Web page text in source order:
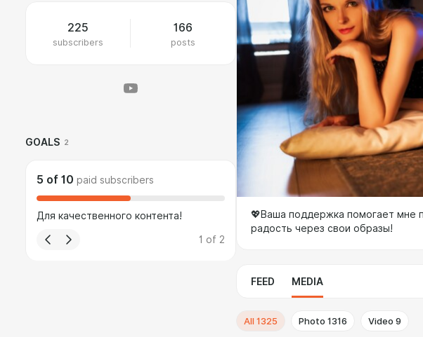
225
subscribers
166
posts
GOALS 2
5 of 10 paid subscribers
Для качественного контента!
1 of 2
💖Ваша поддержка помогает мне
радость через свои образы!
FEED MEDIA
All 1325 Photo 1316 Video 9